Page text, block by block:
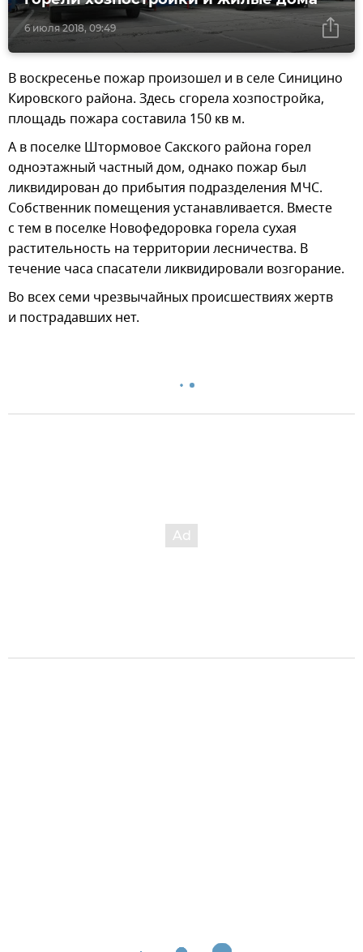
6 июля 2018, 09:49
В воскресенье пожар произошел и в селе Синицино
Кировского района. Здесь сгорела хозпостройка,
площадь пожара составила 150 кв м.
А в поселке Штормовое Сакского района горел
одноэтажный частный дом, однако пожар был
ликвидирован до прибытия подразделения МЧС.
Собственник помещения устанавливается. Вместе
с тем в поселке Новофедоровка горела сухая
растительность на территории лесничества. В
течение часа спасатели ликвидировали возгорание.
Во всех семи чрезвычайных происшествиях жертв
и пострадавших нет.